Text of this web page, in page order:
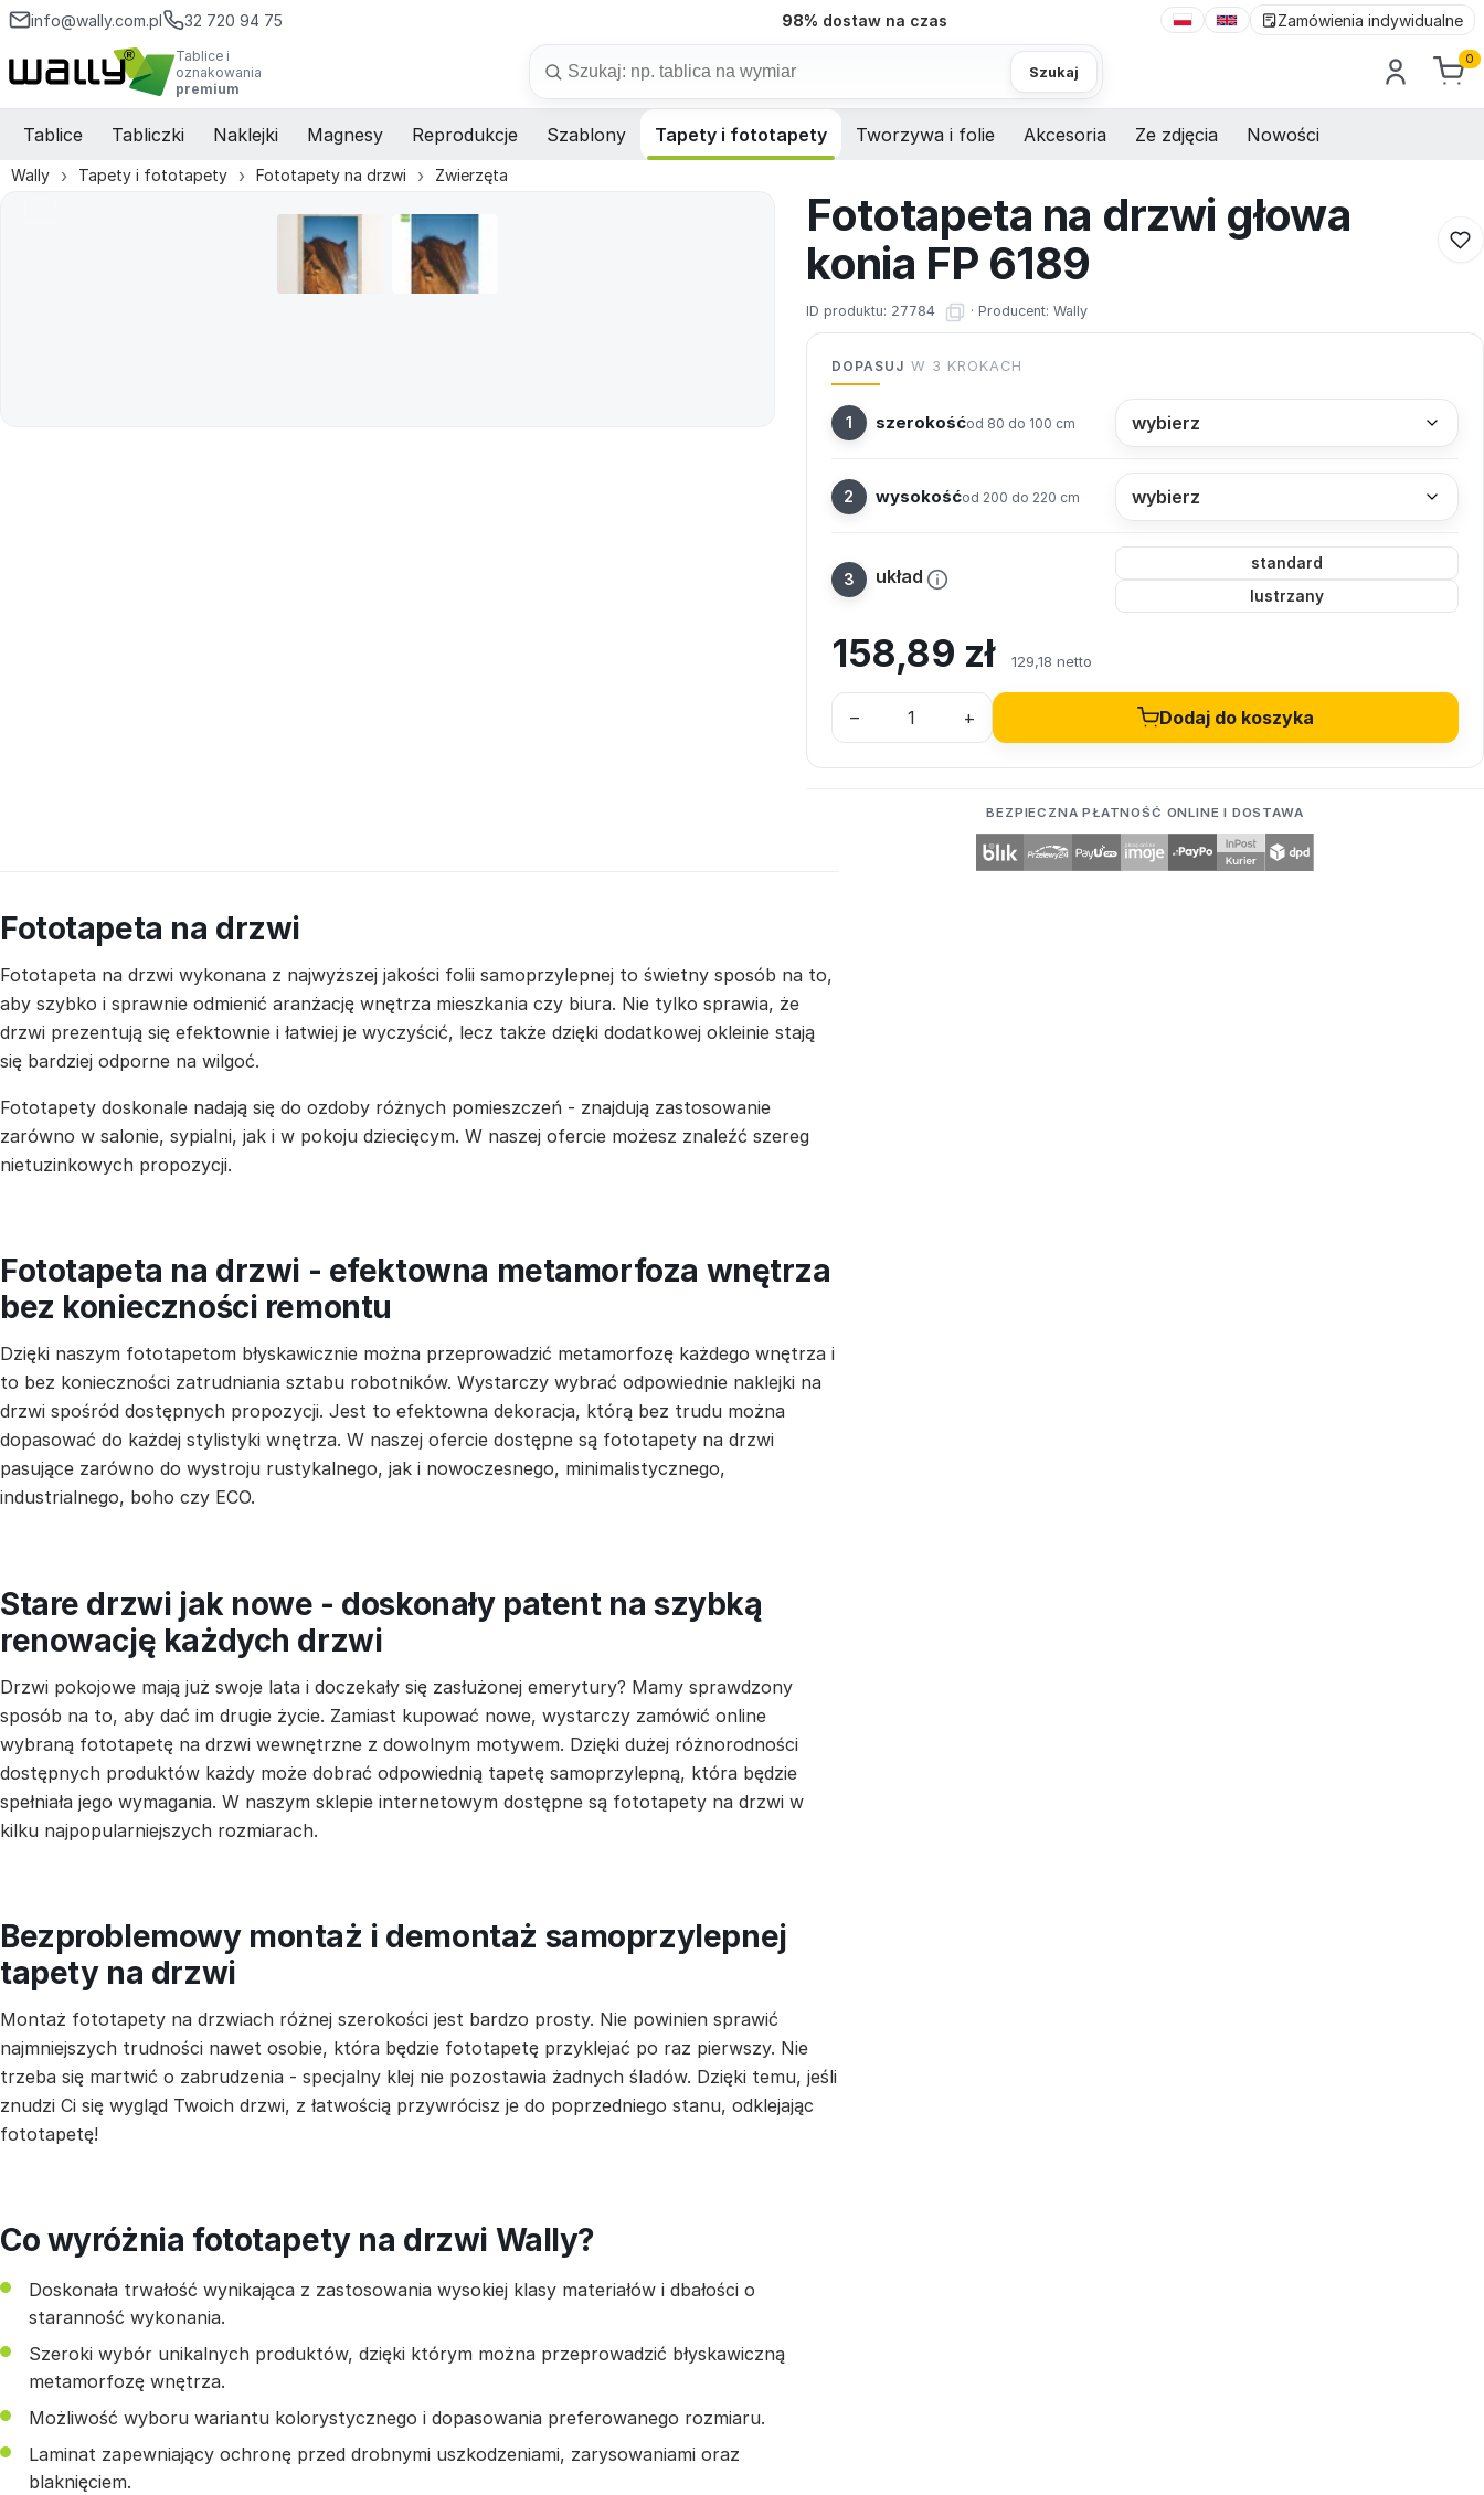
info@wally.com.pl 32 720 94 75 98% dostaw na czas Zamówienia indywidualne
Tablice i
oznakowania
premium
Szukaj
0
Tablice Tabliczki Naklejki Magnesy Reprodukcje Szablony Tapety i fototapety Tworzywa i folie Akcesoria Ze zdjęcia Nowości
Wally Tapety i fototapety Fototapety na drzwi Zwierzęta
Fototapeta na drzwi głowa
konia FP 6189
ID produktu: 27784 · Producent: Wally
DOPASUJ W 3 KROKACH
szerokośćod 80 do 100 cm
wysokośćod 200 do 220 cm
układ
standard
lustrzany
158,89 zł 129,18 netto
– + Dodaj do koszyka
BEZPIECZNA PŁATNOŚĆ ONLINE I DOSTAWA
Fototapeta na drzwi
Fototapeta na drzwi wykonana z najwyższej jakości folii samoprzylepnej to świetny sposób na to,
aby szybko i sprawnie odmienić aranżację wnętrza mieszkania czy biura. Nie tylko sprawia, że
drzwi prezentują się efektownie i łatwiej je wyczyścić, lecz także dzięki dodatkowej okleinie stają
się bardziej odporne na wilgoć.
Fototapety doskonale nadają się do ozdoby różnych pomieszczeń - znajdują zastosowanie
zarówno w salonie, sypialni, jak i w pokoju dziecięcym. W naszej ofercie możesz znaleźć szereg
nietuzinkowych propozycji.
Fototapeta na drzwi - efektowna metamorfoza wnętrza
bez konieczności remontu
Dzięki naszym fototapetom błyskawicznie można przeprowadzić metamorfozę każdego wnętrza i
to bez konieczności zatrudniania sztabu robotników. Wystarczy wybrać odpowiednie naklejki na
drzwi spośród dostępnych propozycji. Jest to efektowna dekoracja, którą bez trudu można
dopasować do każdej stylistyki wnętrza. W naszej ofercie dostępne są fototapety na drzwi
pasujące zarówno do wystroju rustykalnego, jak i nowoczesnego, minimalistycznego,
industrialnego, boho czy ECO.
Stare drzwi jak nowe - doskonały patent na szybką
renowację każdych drzwi
Drzwi pokojowe mają już swoje lata i doczekały się zasłużonej emerytury? Mamy sprawdzony
sposób na to, aby dać im drugie życie. Zamiast kupować nowe, wystarczy zamówić online
wybraną fototapetę na drzwi wewnętrzne z dowolnym motywem. Dzięki dużej różnorodności
dostępnych produktów każdy może dobrać odpowiednią tapetę samoprzylepną, która będzie
spełniała jego wymagania. W naszym sklepie internetowym dostępne są fototapety na drzwi w
kilku najpopularniejszych rozmiarach.
Bezproblemowy montaż i demontaż samoprzylepnej
tapety na drzwi
Montaż fototapety na drzwiach różnej szerokości jest bardzo prosty. Nie powinien sprawić
najmniejszych trudności nawet osobie, która będzie fototapetę przyklejać po raz pierwszy. Nie
trzeba się martwić o zabrudzenia - specjalny klej nie pozostawia żadnych śladów. Dzięki temu, jeśli
znudzi Ci się wygląd Twoich drzwi, z łatwością przywrócisz je do poprzedniego stanu, odklejając
fototapetę!
Co wyróżnia fototapety na drzwi Wally?
Doskonała trwałość wynikająca z zastosowania wysokiej klasy materiałów i dbałości o
staranność wykonania.
Szeroki wybór unikalnych produktów, dzięki którym można przeprowadzić błyskawiczną
metamorfozę wnętrza.
Możliwość wyboru wariantu kolorystycznego i dopasowania preferowanego rozmiaru.
Laminat zapewniający ochronę przed drobnymi uszkodzeniami, zarysowaniami oraz
blaknięciem.